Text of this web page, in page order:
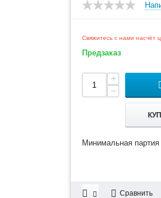
Свяжитесь с нами насчёт
Предзаказ
+
−
Минимальная
Сравнить